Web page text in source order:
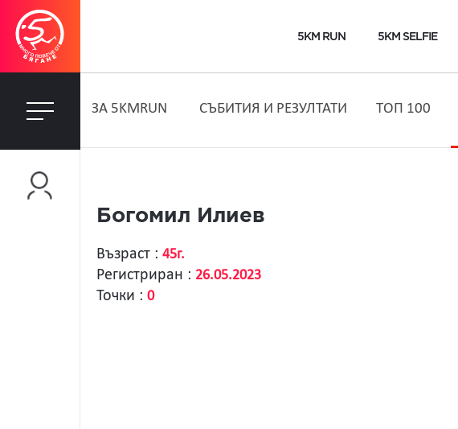
5KM RUN 5KM SELFIE
ЗA 5KMRUN СЪБИТИЯ И РЕЗУЛТАТИ ТОП 100
Богомил Илиев
Възраст : 45г.
Регистриран : 26.05.2023
Точки : 0